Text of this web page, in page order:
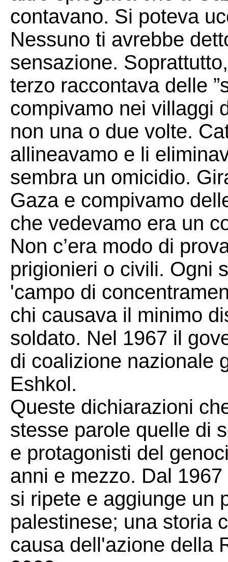
contavano. Si poteva
Nessuno ti avrebbe
sensazione.
terzo raccontava delle
compivamo nei villaggi
non una o due volte.
allineavamo e li
sembra un omicidio.
Gaza e compivamo
che vedevamo era un
Non c’era modo di
prigionieri o civili. Ogni
'campo di
chi causava il minimo
soldato. Nel 1967 il
di coalizione nazionale
Eshkol.
Queste dichiarazioni
stesse parole quelle di
e protagonisti del
anni e mezzo. Dal
si ripete e aggiunge un
palestinese; una storia
causa dell'azione della